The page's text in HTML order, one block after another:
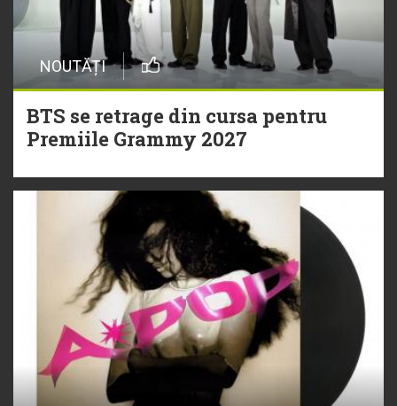
NOUTĂȚI
BTS se retrage din cursa pentru
Premiile Grammy 2027